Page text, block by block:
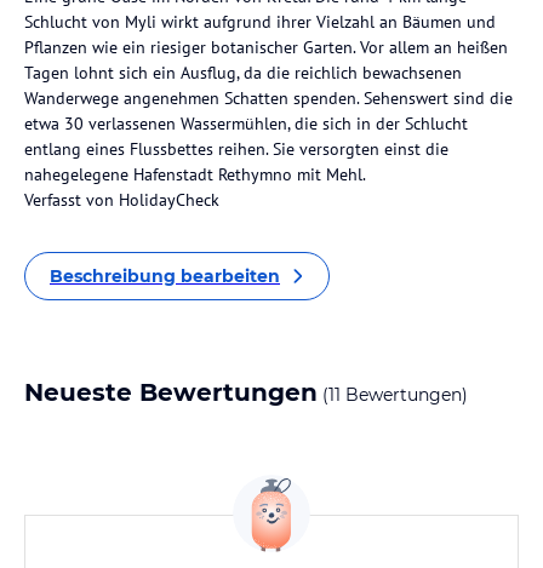
Schlucht von Myli wirkt aufgrund ihrer Vielzahl an Bäumen und
Pflanzen wie ein riesiger botanischer Garten. Vor allem an heißen
Tagen lohnt sich ein Ausflug, da die reichlich bewachsenen
Wanderwege angenehmen Schatten spenden. Sehenswert sind die
etwa 30 verlassenen Wassermühlen, die sich in der Schlucht
entlang eines Flussbettes reihen. Sie versorgten einst die
nahegelegene Hafenstadt Rethymno mit Mehl.
Verfasst von HolidayCheck
Beschreibung bearbeiten
Neueste Bewertungen (11 Bewertungen)